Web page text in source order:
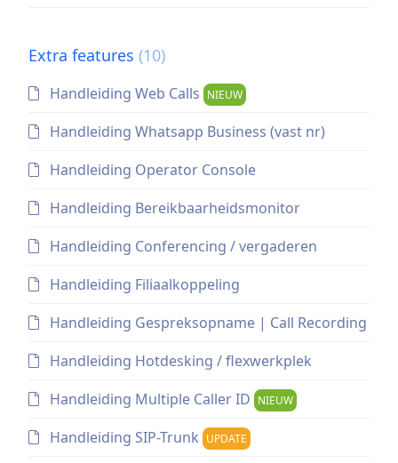
Extra features (10)
Handleiding Web Calls NIEUW
Handleiding Whatsapp Business (vast nr)
Handleiding Operator Console
Handleiding Bereikbaarheidsmonitor
Handleiding Conferencing / vergaderen
Handleiding Filiaalkoppeling
Handleiding Gespreksopname | Call Recording
Handleiding Hotdesking / flexwerkplek
Handleiding Multiple Caller ID NIEUW
Handleiding SIP-Trunk UPDATE